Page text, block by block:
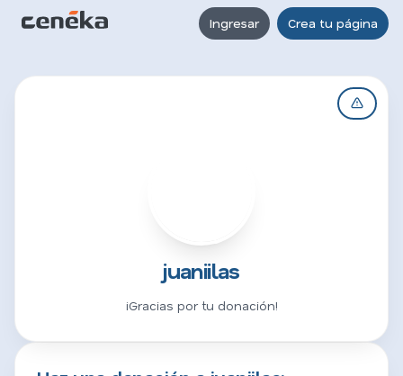
Ingresar Crea tu página
juaniilas
¡Gracias por tu donación!